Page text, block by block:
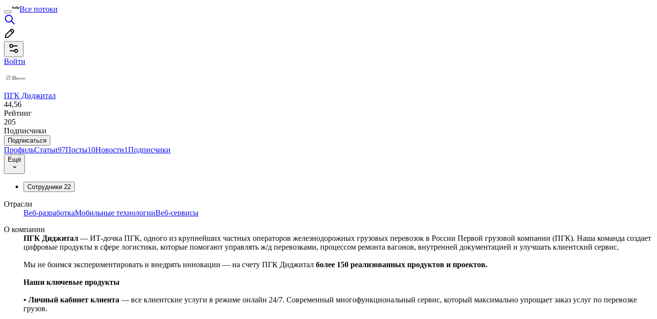
Все потоки
Войти
ПГК Диджитал
44,56
Рейтинг
205
Подписчики
Подписаться
ПрофильСтатьи97Посты10Новости1Подписчики
Ещё
Сотрудники 22
Отрасли
Веб-разработкаМобильные технологииВеб-сервисы
О компании
ПГК Диджитал — ИТ-дочка ПГК, одного из крупнейших частных операторов железнодорожных грузовых перевозок в России Первой грузовой компании (ПГК). Наша команда создает
цифровые продукты в сфере логистики, которые помогают управлять ж/д перевозками, процессом ремонта вагонов, внутренней документацией и улучшать клиентский сервис.
Мы не боимся экспериментировать и внедрять инновации — на счету ПГК Диджитал более 150 реализованных продуктов и проектов.
Наши ключевые продукты
• Личный кабинет клиента — все клиентские услуги в режиме онлайн 24/7. Современный многофункциональный сервис, который максимально упрощает заказ услуг по перевозке
грузов.